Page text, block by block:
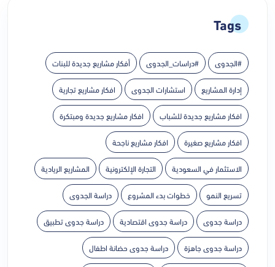
Tags
#الجدوى #دراسات_الجدوى أفكار مشاريع جديدة للبنات
إدارة المشاريع استشارات الجدوى افكار مشاريع تجارية
افكار مشاريع جديدة للشباب افكار مشاريع جديدة ومبتكرة
افكار مشاريع صغيرة افكار مشاريع ناجحة
الاستثمار في السعودية التجارة الإلكترونية المشاريع الريادية
تسريع النمو خطوات بدء المشروع دراسة الجدوى
دراسة جدوى دراسة جدوى اقتصادية دراسة جدوى تطبيق
دراسة جدوى جاهزة دراسة جدوى حضانة اطفال